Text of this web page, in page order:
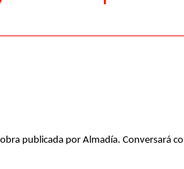
publicada por Almadía. Conversará